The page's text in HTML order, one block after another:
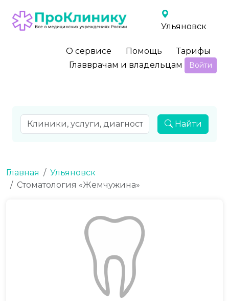
Ульяновск
О сервисе Помощь
Тарифы
Главврачам и владельцам
Войти
Найти
Главная
Ульяновск
Стоматология «Жемчужина»